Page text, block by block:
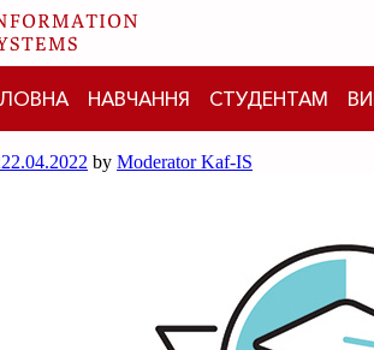
НАВЧАННЯ СТУДЕНТАМ
2022
в IT: особливості
22.04.2022 by Moderator Kaf-IS